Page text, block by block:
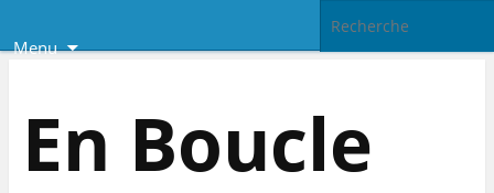
Menu
En Boucle